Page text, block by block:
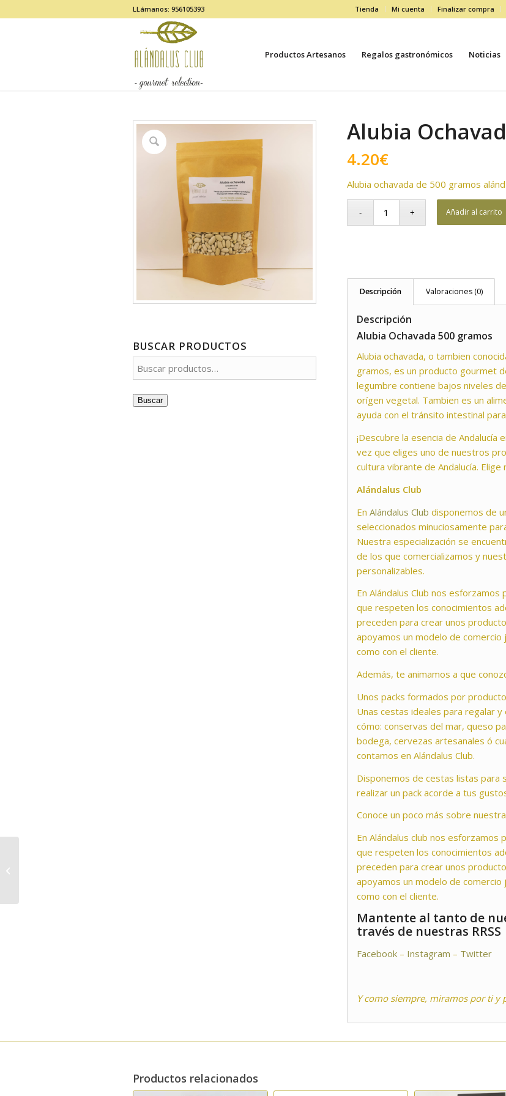
Tienda Mi cuenta Finalizar compra
LLámanos: 956105393
Productos Artesanos Regalos gastronómicos Noticias
BUSCAR PRODUCTOS
Buscar
Alubia
4.20€
Alubia ochavada de 500 gramos
Añadir al carrito
Descripción Valoraciones (0)
Descripción
Alubia Ochavada 500 gramos
Alubia ochavada, o tambien
gramos, es un producto gourmet
legumbre contiene bajos niveles
orígen vegetal. Tambien es un
ayuda con el tránsito intestinal
¡Descubre la esencia de
vez que eliges uno de nuestros
cultura vibrante de Andalucía.
Alándalus Club
EnAlándalus Club disponemos de
seleccionados minuciosamente
Nuestra especialización se
de los que comercializamos y
personalizables.
En Alándalus Club nos
que respeten los conocimientos
preceden para crear unos
apoyamos un modelo de
como con el cliente.
Además, te animamos a que
Unos packs formados por
Unas cestas ideales para regalar
cómo: conservas del mar, queso
bodega, cervezas artesanales ó
contamos en Alándalus Club.
Disponemos de cestas listas para
realizar un pack acorde a tus
Conoce un poco más sobre
En Alándalus club nos
que respeten los conocimientos
preceden para crear unos
apoyamos un modelo de
como con el cliente.
Mantente al tanto de
través de nuestras RRSS
Facebook – Instagram – Twitter
Y como siempre, miramos por ti y
Productos relacionados